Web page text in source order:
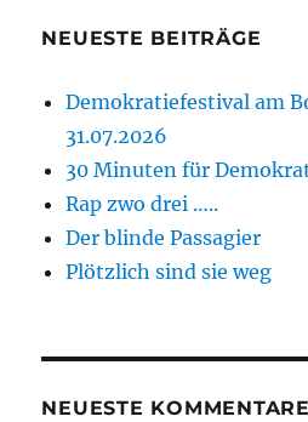
NEUESTE BEITRÄGE
Demokratiefestival am
31.07.2026
30 Minuten für
Rap zwo drei …..
Der blinde Passagier
Plötzlich sind sie weg
NEUESTE KOMMENTARE